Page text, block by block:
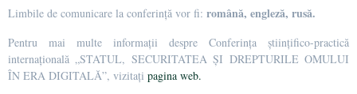
Limbile de comunicare la conferință vor fi: română, engleză, rusă.
Pentru mai multe informații despre Conferința științifico-practică
internațională „STATUL, SECURITATEA ȘI DREPTURILE OMULUI
ÎN ERA DIGITALĂ”, vizitați pagina web.